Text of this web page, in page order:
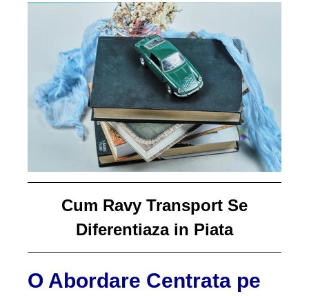
Cum Ravy Transport Se
Diferentiaza in Piata
O Abordare Centrata pe